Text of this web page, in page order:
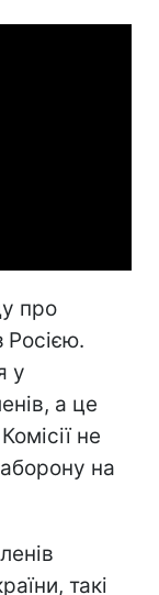
про
Росією.
у
а це
не
на
такі